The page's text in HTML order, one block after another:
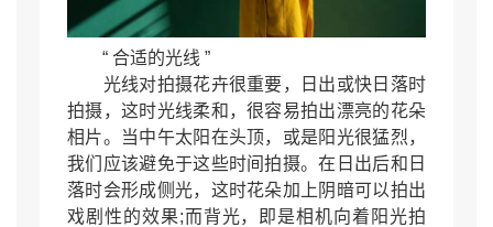
“ 合适的光线 ”
光线对拍摄花卉很重要，日出或快日落时
拍摄，这时光线柔和，很容易拍出漂亮的花朵
相片。当中午太阳在头顶，或是阳光很猛烈，
我们应该避免于这些时间拍摄。在日出后和日
落时会形成侧光，这时花朵加上阴暗可以拍出
戏剧性的效果;而背光，即是相机向着阳光拍